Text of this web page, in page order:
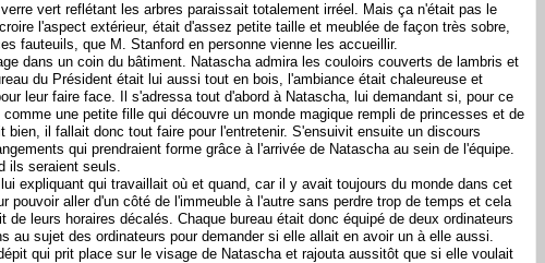
vert reflétant les arbres paraissait totalement irréel. Mais ça n'était pas le
l'aspect extérieur, était d'assez petite taille et meublée de façon très sobre,
fauteuils, que M. Stanford en personne vienne les accueillir.
dans un coin du bâtiment. Natascha admira les couloirs couverts de lambris et
du Président était lui aussi tout en bois, l'ambiance était chaleureuse et
leur faire face. Il s'adressa tout d'abord à Natascha, lui demandant si, pour ce
une petite fille qui découvre un monde magique rempli de princesses et de
il fallait donc tout faire pour l'entretenir. S'ensuivit ensuite un discours
qui prendraient forme grâce à l'arrivée de Natascha au sein de l'équipe.
ils seraient seuls.
expliquant qui travaillait où et quand, car il y avait toujours du monde dans cet
aller d'un côté de l'immeuble à l'autre sans perdre trop de temps et cela
leurs horaires décalés. Chaque bureau était donc équipé de deux ordinateurs
sujet des ordinateurs pour demander si elle allait en avoir un à elle aussi.
qui prit place sur le visage de Natascha et rajouta aussitôt que si elle voulait